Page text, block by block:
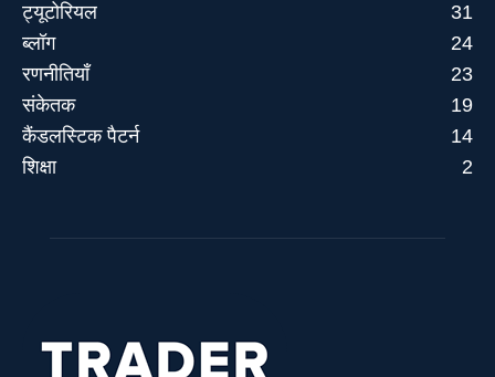
ट्यूटोरियल
31
ब्लॉग
24
रणनीतियाँ
23
संकेतक
19
कैंडलस्टिक पैटर्न
14
शिक्षा
2